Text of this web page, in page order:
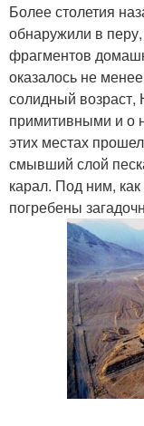
Более столетия
обнаружили в
фрагментов
оказалось не
солидный возраст,
примитивными и о
этих местах
смывший слой
карал. Под ним,
погребены